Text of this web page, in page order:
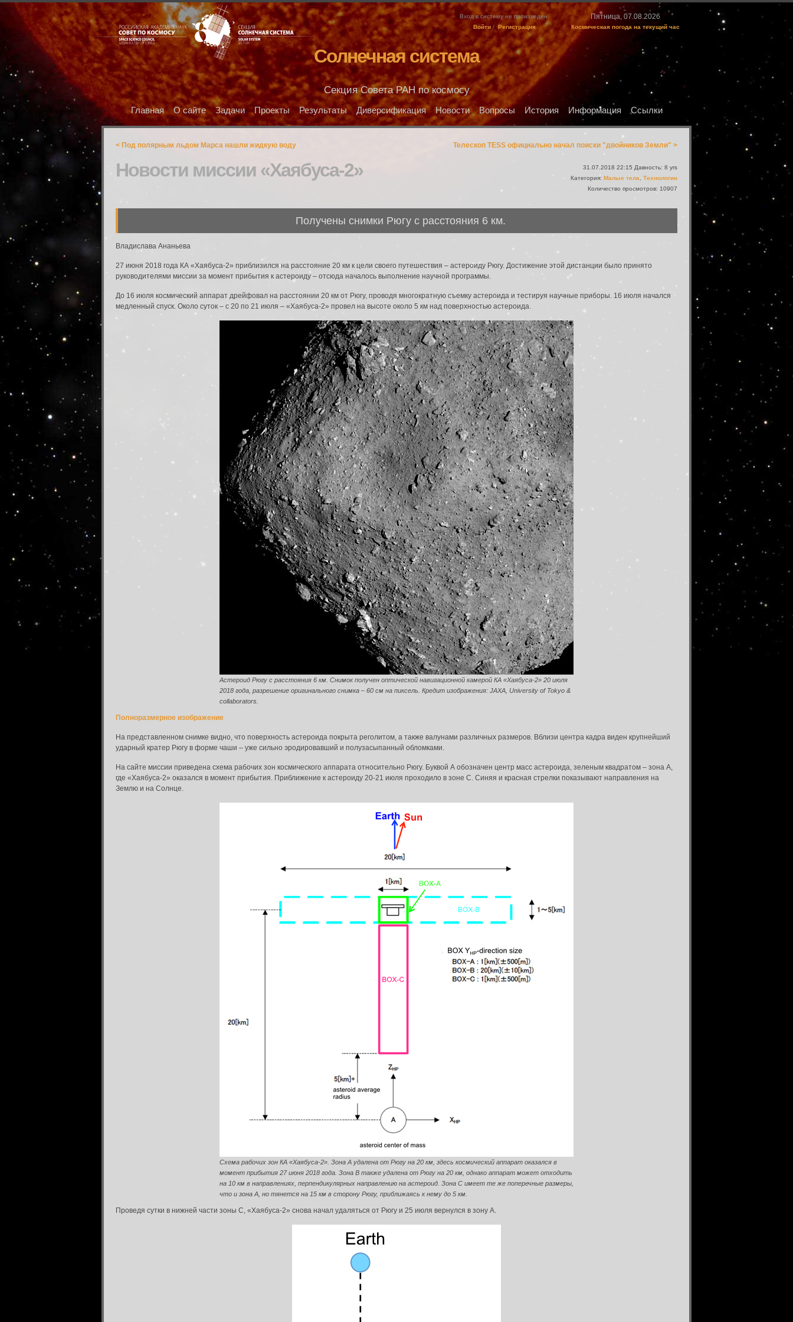
Пятница, 07.08.2026
Космическая погода на текущий час
Вход в систему не произведен
Войти / Регистрация
Солнечная система
Секция Совета РАН по космосу
Главная О сайте Задачи Проекты Результаты Диверсификация Новости Вопросы История Информация Ссылки
Телескоп TESS официально начал поиски "двойников Земли" >
< Под полярным льдом Марса нашли жидкую воду
31.07.2018 22:15 Давность: 8 yrs
Категория: Малые тела
Технологии
Количество просмотров: 10907
Новости миссии «Хаябуса-2»
Получены снимки Рюгу с расстояния 6 км.
Владислава Ананьева
27 июня 2018 года КА «Хаябуса-2» приблизился на расстояние 20 км к цели своего путешествия – астероиду Рюгу. Достижение этой дистанции было принято
руководителями миссии за момент прибытия к астероиду – отсюда началось выполнение научной программы.
До 16 июля космический аппарат дрейфовал на расстоянии 20 км от Рюгу, проводя многократную съемку астероида и тестируя научные приборы. 16 июля начался
медленный спуск. Около суток – с 20 по 21 июля – «Хаябуса-2» провел на высоте около 5 км над поверхностью астероида.
Астероид Рюгу с расстояния 6 км. Снимок получен оптической навигационной камерой КА «Хаябуса-2» 20 июля
2018 года, разрешение оригинального снимка – 60 см на пиксель. Кредит изображения: JAXA, University of Tokyo &
collaborators.
Полноразмерное изображение
На представленном снимке видно, что поверхность астероида покрыта реголитом, а также валунами различных размеров. Вблизи центра кадра виден крупнейший
ударный кратер Рюгу в форме чаши – уже сильно эродировавший и полузасыпанный обломками.
На сайте миссии приведена схема рабочих зон космического аппарата относительно Рюгу. Буквой А обозначен центр масс астероида, зеленым квадратом – зона А,
где «Хаябуса-2» оказался в момент прибытия. Приближение к астероиду 20-21 июля проходило в зоне С. Синяя и красная стрелки показывают направления на
Землю и на Солнце.
Схема рабочих зон КА «Хаябуса-2». Зона А удалена от Рюгу на 20 км, здесь космический аппарат оказался в
момент прибытия 27 июня 2018 года. Зона B также удалена от Рюгу на 20 км, однако аппарат может отходить
на 10 км в направлениях, перпендикулярных направлению на астероид. Зона С имеет те же поперечные размеры,
что и зона А, но тянется на 15 км в сторону Рюгу, приближаясь к нему до 5 км.
Проведя сутки в нижней части зоны С, «Хаябуса-2» снова начал удаляться от Рюгу и 25 июля вернулся в зону А.